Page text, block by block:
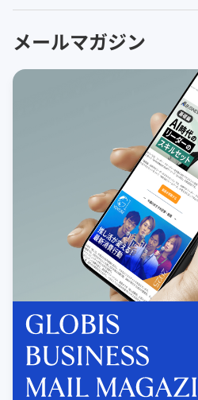
メールマガジン